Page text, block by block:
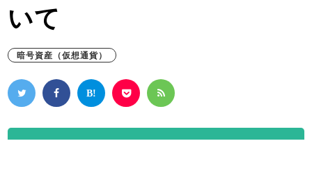
いて
暗号資産（仮想通貨）